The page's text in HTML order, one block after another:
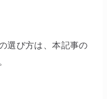
選び方は、本記事の